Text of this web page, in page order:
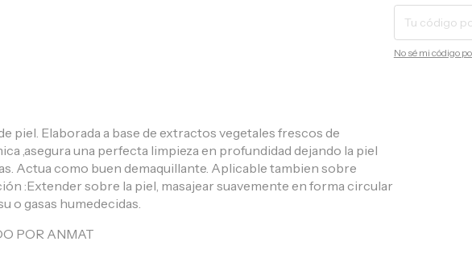
No sé mi código
piel. Elaborada a base de extractos vegetales frescos de
,asegura una perfecta limpieza en profundidad dejando la piel
Actua como buen demaquillante. Aplicable tambien sobre
:Extender sobre la piel, masajear suavemente en forma circular
o gasas humedecidas.
POR ANMAT